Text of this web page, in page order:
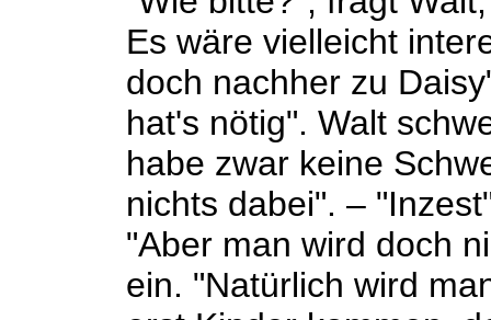
Es wäre vielleicht
doch nachher zu
hat's nötig". Walt
habe zwar keine
nichts dabei". –
"Aber man wird doch
ein. "Natürlich wird